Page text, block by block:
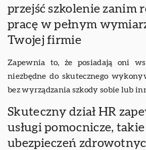
przejść szkolenie zanim
pracę w pełnym
Twojej firmie
Zapewnia to, że posiadają oni
niezbędne do skutecznego
bez wyrządzania szkody sobie lub
Skuteczny dział HR
usługi pomocnicze,
ubezpieczeń